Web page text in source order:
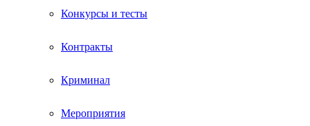
Конкурсы и тесты
Контракты
Криминал
Мероприятия